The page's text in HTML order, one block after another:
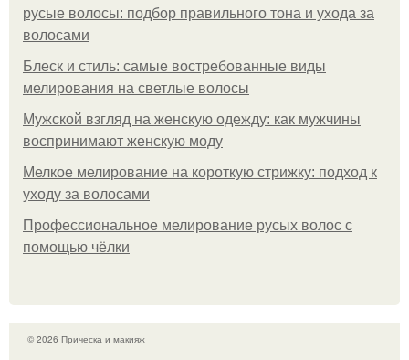
русые волосы: подбор правильного тона и ухода за
волосами
Блеск и стиль: самые востребованные виды
мелирования на светлые волосы
Мужской взгляд на женскую одежду: как мужчины
воспринимают женскую моду
Мелкое мелирование на короткую стрижку: подход к
уходу за волосами
Профессиональное мелирование русых волос с
помощью чёлки
© 2026 Прическа и макияж